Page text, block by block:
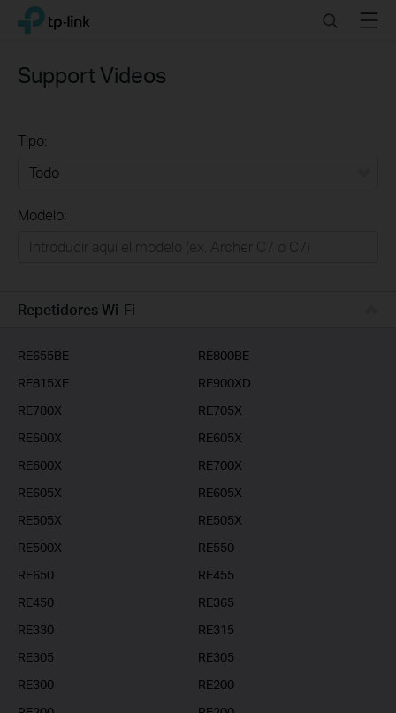
Click
navigation
TP-Link, Reliably Smart SearchMenu
Support Videos
Tipo:
Empresas
Modelo:
Repetidores Wi-Fi
RE655BE
RE800BE
RE815XE
RE900XD
RE780X
RE705X
RE600X
RE605X
RE600X
RE700X
RE605X
RE605X
RE505X
RE505X
RE500X
RE550
RE650
RE455
RE450
RE365
RE330
RE315
RE305
RE305
RE300
RE200